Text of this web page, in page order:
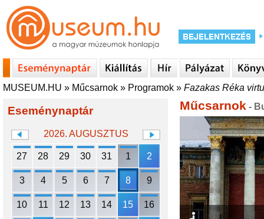
MUSEUM.HU » Műcsarnok » Programok » Fazakas Réka
Eseménynaptár
2026. AUGUSZTUS
27 28 29 30 31 1 2
3 4 5 6 7 8 9
10 11 12 13 14 15 16
Műcsarnok -